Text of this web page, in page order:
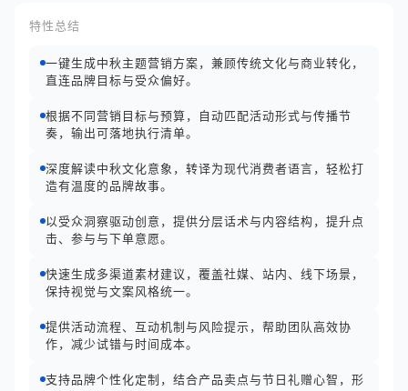
特性总结
一键生成中秋主题营销方案，兼顾传统文化与商业转化，
直连品牌目标与受众偏好。
根据不同营销目标与预算，自动匹配活动形式与传播节
奏，输出可落地执行清单。
深度解读中秋文化意象，转译为现代消费者语言，轻松打
造有温度的品牌故事。
以受众洞察驱动创意，提供分层话术与内容结构，提升点
击、参与与下单意愿。
快速生成多渠道素材建议，覆盖社媒、站内、线下场景，
保持视觉与文案风格统一。
提供活动流程、互动机制与风险提示，帮助团队高效协
作，减少试错与时间成本。
支持品牌个性化定制，结合产品卖点与节日礼赠心智，形